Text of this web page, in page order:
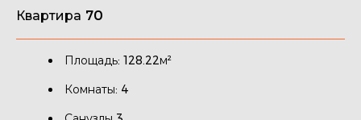
Квартира 70
Площадь: 128.22м²
Комнаты: 4